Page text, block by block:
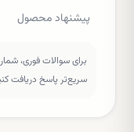
پیشنهاد محصول
برای سوالات فوری،
سریع‌تر پاسخ دریافت